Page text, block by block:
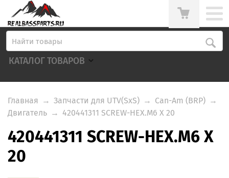
КАТАЛОГ ТОВАРОВ
Главная → Запчасти для UTV(SxS) → Can-Am (BRP) →
Двигатель → 420441311 SCREW-HEX.M6 X 20
420441311 SCREW-HEX.M6 X
20